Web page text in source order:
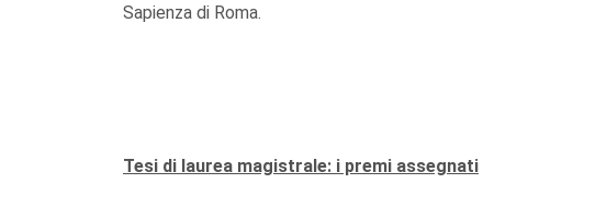
Sapienza di Roma.
Tesi di laurea magistrale: i premi assegnati